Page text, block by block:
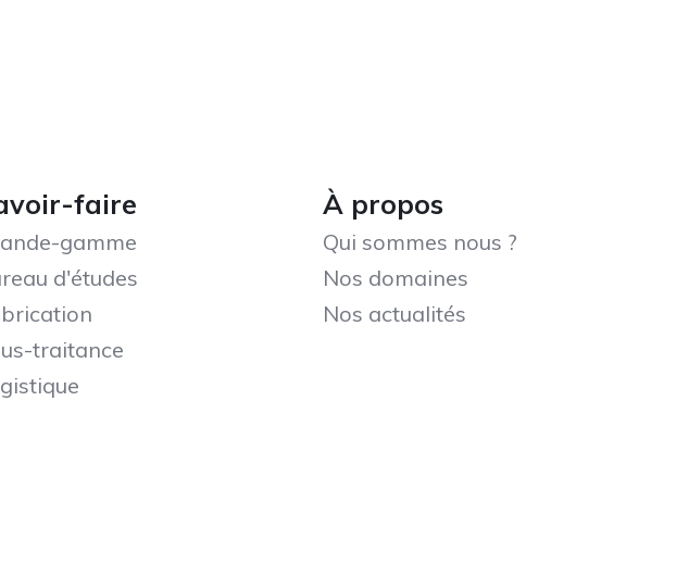
faire
gamme
d'études
traitance
À propos
Qui sommes nous ?
Nos domaines
Nos actualités